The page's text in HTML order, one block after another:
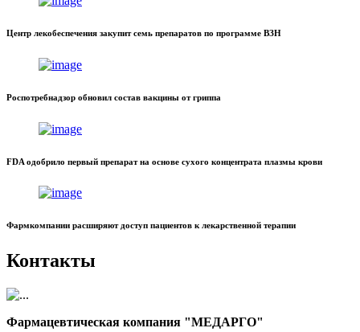
Центр лекобеспечения закупит семь препаратов по программе ВЗН
Роспотребнадзор обновил состав вакцины от гриппа
FDA одобрило первый препарат на основе сухого концентрата плазмы крови
Фармкомпании расширяют доступ пациентов к лекарственной терапии
Контакты
Фармацевтическая компания "МЕДАРГО"